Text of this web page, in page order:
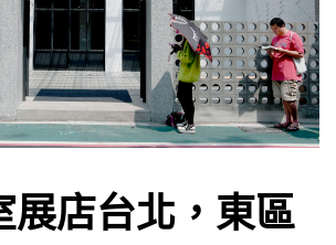
展店台北，東區